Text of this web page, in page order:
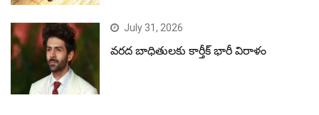
July 31, 2026
వరద బాధితులకు కార్తీక్ భారీ విరాళం